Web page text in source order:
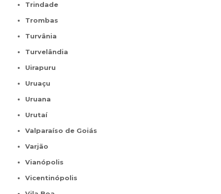
Trindade
Trombas
Turvânia
Turvelândia
Uirapuru
Uruaçu
Uruana
Urutaí
Valparaíso de Goiás
Varjão
Vianópolis
Vicentinópolis